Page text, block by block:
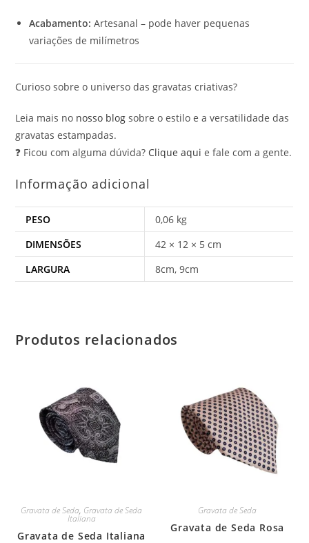
Acabamento: Artesanal – pode haver pequenas
variações de milímetros
Curioso sobre o universo das gravatas criativas?
Leia mais no nosso blog sobre o estilo e a versatilidade das
gravatas estampadas.
❓ Ficou com alguma dúvida? Clique aqui e fale com a gente.
Informação adicional
PESO
0,06 kg
DIMENSÕES
42 × 12 × 5 cm
LARGURA
8cm, 9cm
Produtos relacionados
Gravata de Seda, Gravata de Seda
Italiana
Gravata de Seda Italiana
Gravata de Seda
Gravata de Seda Rosa